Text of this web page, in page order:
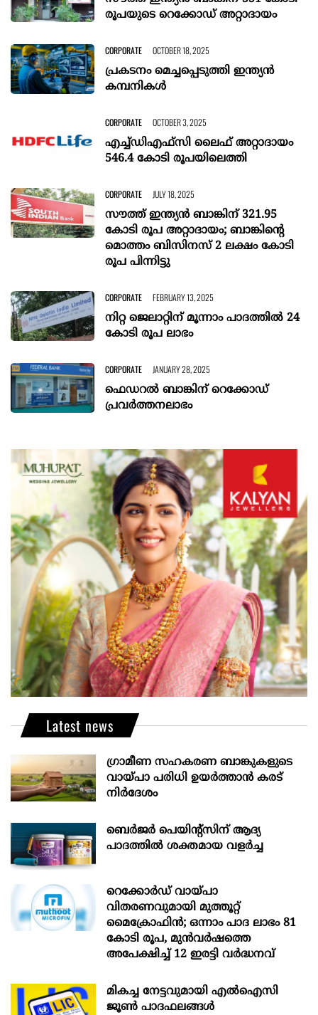
രൂപയുടെ റെക്കോഡ് അറ്റാദായം
CORPORATE OCTOBER 18, 2025
പ്രകടനം മെച്ചപ്പെടുത്തി ഇന്ത്യൻ
കമ്പനികൾ
CORPORATE OCTOBER 3, 2025
എച്ച്ഡിഎഫ്‌സി ലൈഫ് അറ്റാദായം
546.4 കോടി രൂപയിലെത്തി
CORPORATE JULY 18, 2025
സൗത്ത് ഇന്ത്യൻ ബാങ്കിന് 321.95
കോടി രൂപ അറ്റാദായം; ബാങ്കിന്റെ
മൊത്തം ബിസിനസ് 2 ലക്ഷം കോടി
രൂപ പിന്നിട്ടു
CORPORATE FEBRUARY 13, 2025
നിറ്റ ജെലാറ്റിന് മൂന്നാം പാദത്തില്‍ 24
കോടി രൂപ ലാഭം
CORPORATE JANUARY 28, 2025
ഫെഡറൽ ബാങ്കിന് റെക്കോഡ്
പ്രവർത്തനലാഭം
Latest news
ഗ്രാമീണ സഹകരണ ബാങ്കുകളുടെ
വായ്പാ പരിധി ഉയർത്താൻ കരട്
നിർദേശം
ബെർജർ പെയിന്റ്സിന് ആദ്യ
പാദത്തിൽ ശക്തമായ വളർച്ച
റെക്കോർഡ് വായ്പാ
വിതരണവുമായി മുത്തൂറ്റ്
മൈക്രോഫിൻ; ഒന്നാം പാദ ലാഭം 81
കോടി രൂപ, മുൻവർഷത്തെ
അപേക്ഷിച്ച് 12 ഇരട്ടി വർദ്ധനവ്
മികച്ച നേട്ടവുമായി എൽഐസി
ജൂൺ പാദഫലങ്ങൾ